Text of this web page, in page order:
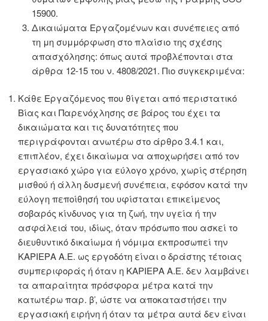
15900.
Δικαιώματα Εργαζομένων και συνέπειες από
τη μη συμμόρφωση στο πλαίσιο της σχέσης
απασχόλησης: όπως αυτά προβλέπονται στα
άρθρα 12-15 του ν. 4808/2021. Πιο συγκεκριμένα:
Κάθε Εργαζόμενος που θίγεται από περιστατικό
Βίας και Παρενόχλησης σε βάρος του έχει τα
δικαιώματα και τις δυνατότητες που
περιγράφονται ανωτέρω στο άρθρο 3.4.1 και,
επιπλέον, έχει δικαίωμα να αποχωρήσει από τον
εργασιακό χώρο για εύλογο χρόνο, χωρίς στέρηση
μισθού ή άλλη δυσμενή συνέπεια, εφόσον κατά την
εύλογη πεποίθησή του υφίσταται επικείμενος
σοβαρός κίνδυνος για τη ζωή, την υγεία ή την
ασφάλειά του, ιδίως, όταν πρόσωπο που ασκεί το
διευθυντικό δικαίωμα ή νόμιμα εκπροσωπεί την
ΚΑΡΙΕΡΑ Α.Ε. ως εργοδότη είναι ο δράστης τέτοιας
συμπεριφοράς ή όταν η ΚΑΡΙΕΡΑ Α.Ε. δεν λαμβάνει
τα απαραίτητα πρόσφορα μέτρα κατά την
κατωτέρω παρ. β’, ώστε να αποκαταστήσει την
εργασιακή ειρήνη ή όταν τα μέτρα αυτά δεν είναι